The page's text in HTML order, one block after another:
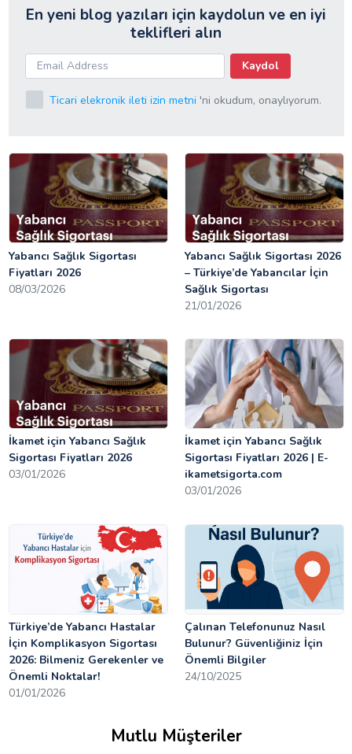
En yeni blog yazıları için kaydolun ve en iyi
teklifleri alın
Kaydol
Ticari elekronik ileti izin metni 'ni okudum, onaylıyorum.
Yabancı Sağlık Sigortası
Fiyatları 2026
08/03/2026
Yabancı Sağlık Sigortası 2026
– Türkiye’de Yabancılar İçin
Sağlık Sigortası
21/01/2026
İkamet için Yabancı Sağlık
Sigortası Fiyatları 2026
03/01/2026
İkamet için Yabancı Sağlık
Sigortası Fiyatları 2026 | E-
ikametsigorta.com
03/01/2026
Türkiye’de Yabancı Hastalar
İçin Komplikasyon Sigortası
2026: Bilmeniz Gerekenler ve
Önemli Noktalar!
01/01/2026
Çalınan Telefonunuz Nasıl
Bulunur? Güvenliğiniz İçin
Önemli Bilgiler
24/10/2025
Mutlu Müşteriler